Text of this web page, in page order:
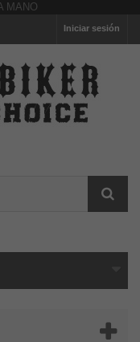
Iniciar sesión